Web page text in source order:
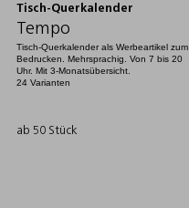
Tisch-Querkalender
Tempo
Tisch-Querkalender als Werbeartikel zum
Bedrucken. Mehrsprachig. Von 7 bis 20
Uhr. Mit 3-Monatsübersicht.
24 Varianten
ab 50 Stück